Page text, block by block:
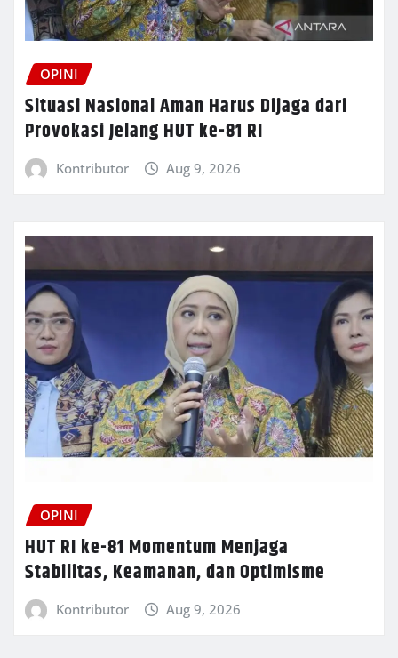
OPINI
Situasi Nasional Aman Harus Dijaga dari
Provokasi Jelang HUT ke-81 RI
Kontributor Aug 9, 2026
OPINI
HUT RI ke-81 Momentum Menjaga
Stabilitas, Keamanan, dan Optimisme
Kontributor Aug 9, 2026